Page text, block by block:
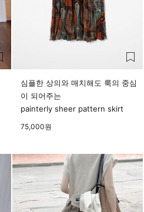
심플한 상의와 매치해도 룩의 중심
이 되어주는
painterly sheer pattern skirt
75,000원